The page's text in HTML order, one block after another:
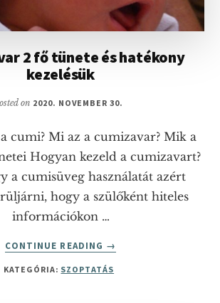
2 fő tünete és hatékony
kezelésük
on 2020. NOVEMBER 30.
cumi? Mi az a cumizavar? Mik a
Hogyan kezeld a cumizavart?
a cumisüveg használatát azért
hogy a szülőként hiteles
információkon …
CONTINUE READING
ABOUT
CUMIZAVAR
→
KATEGÓRIA: SZOPTATÁS